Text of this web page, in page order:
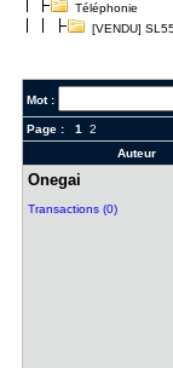
Téléphonie
[VENDU] SL55
Mot :
Page : 1
2
Auteur
Onegai
Transactions (0)